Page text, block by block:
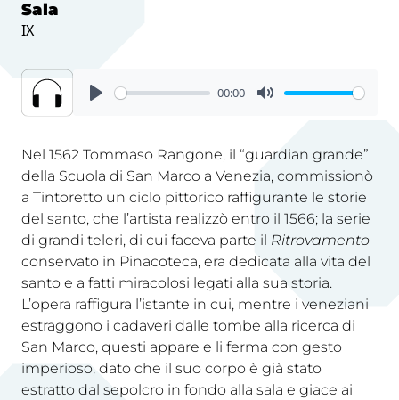
Sala
IX
00:00
Nel 1562 Tommaso Rangone, il “guardian grande”
della Scuola di San Marco a Venezia, commissionò
a Tintoretto un ciclo pittorico raffigurante le storie
del santo, che l’artista realizzò entro il 1566; la serie
di grandi teleri, di cui faceva parte il Ritrovamento
conservato in Pinacoteca, era dedicata alla vita del
santo e a fatti miracolosi legati alla sua storia.
L’opera raffigura l’istante in cui, mentre i veneziani
estraggono i cadaveri dalle tombe alla ricerca di
San Marco, questi appare e li ferma con gesto
imperioso, dato che il suo corpo è già stato
estratto dal sepolcro in fondo alla sala e giace ai